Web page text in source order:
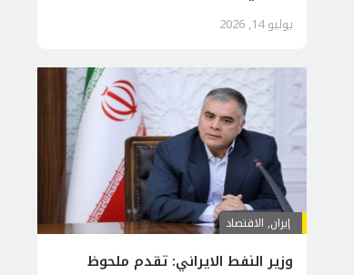
يوليو 14, 2026
إيران, الاقتصاد
وزير النفط الايراني: تقدم ملحوظ